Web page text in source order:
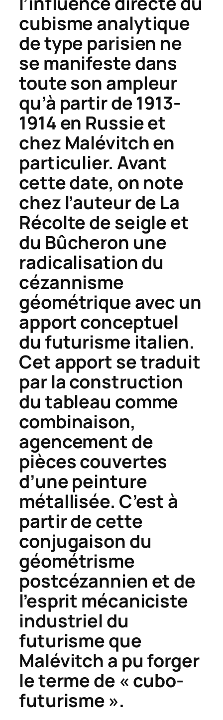
cubisme analytique
de type parisien ne
se manifeste dans
toute son ampleur
qu’à partir de 1913-
1914 en Russie et
chez Malévitch en
particulier. Avant
cette date, on note
chez l’auteur de La
Récolte de seigleet
du Bûcheron une
radicalisation du
cézannisme
géométrique avec un
apport conceptuel
du futurisme italien.
Cet apport se traduit
par la construction
du tableau comme
combinaison,
agencement de
pièces couvertes
d’une peinture
métallisée. C’est à
partir de cette
conjugaison du
géométrisme
postcézannien et de
l’esprit mécaniciste
industriel du
futurisme que
Malévitch a pu forger
le terme de « cubo-
futurisme ».